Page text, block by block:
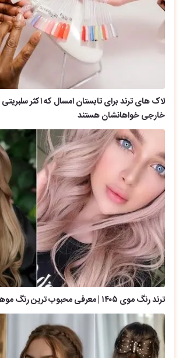
لاک های ترند برای تابستان امسال که اکثر
خارجی خواهانشان هستند
ترند رنگ موی ۱۴۰۵ | معرفی محبوب ترین رنگ موهای مد امسال